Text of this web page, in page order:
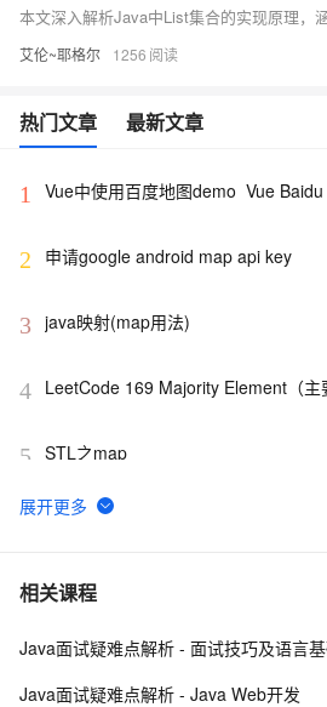
艾伦~耶格尔 1256
热门文章 最新文章
1
Vue中使用百度地图demo  Vue
2 申请google android map api key
3 java映射(map用法)
4 LeetCode 169 Majority Element（主
5 STL之map
6 Java中容器学习(一) —— Collection和
7 Map 3D 2013中的
8 Map遍历方法
相关课程
Java面试疑难点解析 - 面试技巧及语言
Java面试疑难点解析 - Java Web开发